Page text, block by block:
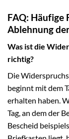
FAQ: Häufige
Ablehnung
Was ist die
richtig?
Die
beginnt mit dem
erhalten haben.
Tag, an dem der
Bescheid